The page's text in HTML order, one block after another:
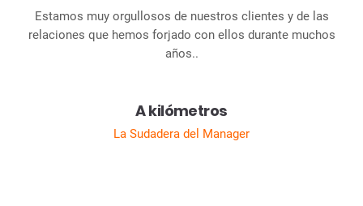
Estamos muy orgullosos de nuestros clientes y de las
relaciones que hemos forjado con ellos durante muchos
años..
A kilómetros
La Sudadera del Manager